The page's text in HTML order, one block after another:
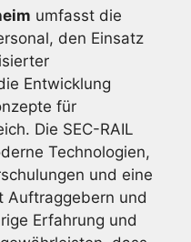
umfasst die
den Einsatz
Entwicklung
für
Die SEC-RAIL
Technologien,
und eine
Auftraggebern und
Erfahrung und